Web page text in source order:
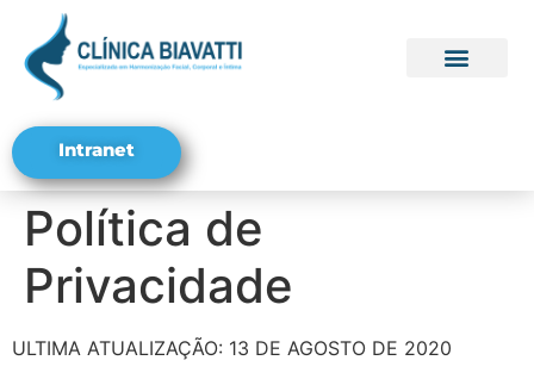
Intranet
Política de
Privacidade
ULTIMA ATUALIZAÇÃO: 13 DE AGOSTO DE 2020